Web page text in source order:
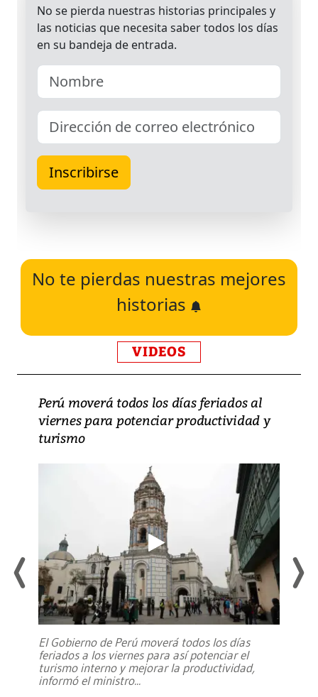
No te pierdas nuestras mejores
historias
VIDEOS
Perú moverá todos los días feriados al
viernes para potenciar productividad y
turismo
El Gobierno de Perú moverá todos los días
feriados a los viernes para así potenciar el
turismo interno y mejorar la productividad,
informó el ministro...